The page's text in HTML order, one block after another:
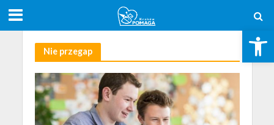
Open toolbar
Nie przegap